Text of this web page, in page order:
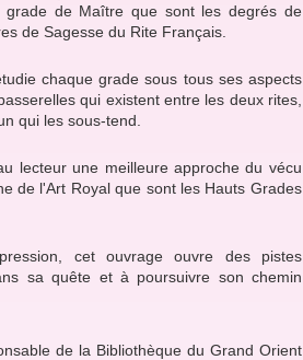
de Maître que sont les degrés de
de Sagesse du Rite Français.
chaque grade sous tous ses aspects
qui existent entre les deux rites,
qui les sous-tend.
lecteur une meilleure approche du vécu
de l'Art Royal que sont les Hauts Grades
cet ouvrage ouvre des pistes
sa quête et à poursuivre son chemin
de la Bibliothèque du Grand Orient